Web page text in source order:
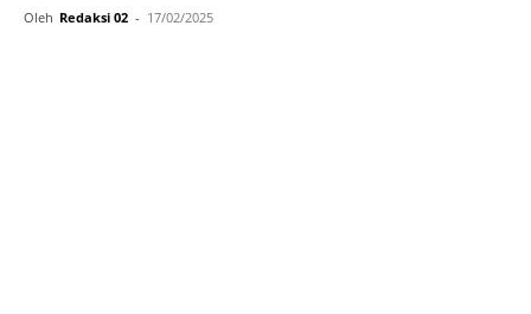
Oleh Redaksi 02 - 17/02/2025